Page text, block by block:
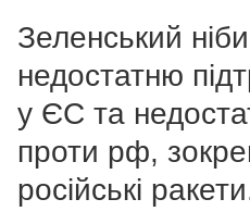
Зеленський
недостатню
у ЄС та
проти рф,
російські